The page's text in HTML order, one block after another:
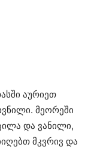
აურიეთ
მეორეში
და ვანილი,
მკვრივ და